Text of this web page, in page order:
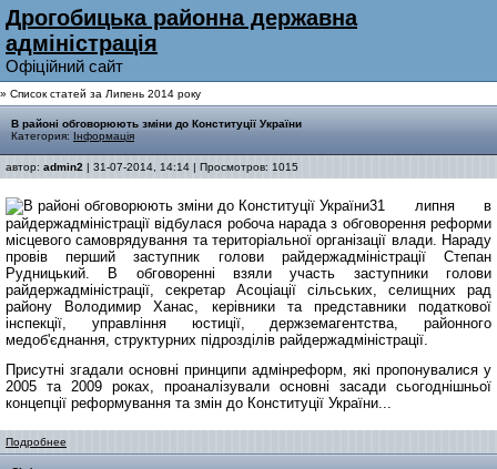
Дрогобицька районна державна
адмiнiстрацiя
Офiцiйний сайт
» Список статей за Липень 2014 року
В районі обговорюють зміни до Конституції України
Категория: Інформація
автор: admin2 | 31-07-2014, 14:14 | Просмотров: 1015
31 липня в
райдержадміністрації відбулася робоча нарада з обговорення реформи
місцевого самоврядування та територіальної організації влади. Нараду
провів перший заступник голови райдержадміністрації Степан
Рудницький. В обговоренні взяли участь заступники голови
райдержадміністрації, секретар Асоціації сільських, селищних рад
району Володимир Ханас, керівники та представники податкової
інспекції, управління юстиції, держземагентства, районного
медоб'єднання, структурних підрозділів райдержадміністрації.
Присутні згадали основні принципи адмінреформ, які пропонувалися у
2005 та 2009 роках, проаналізували основні засади сьогоднішньої
концепції реформування та змін до Конституції України...
Подробнее